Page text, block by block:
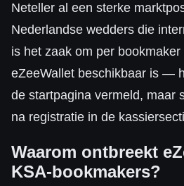
Neteller al een sterke
Nederlandse wedders die
is het zaak om per
eZeeWallet beschikbaar is —
de startpagina vermeld, maar
na registratie in de
Waarom ontbreekt
KSA-bookmakers?